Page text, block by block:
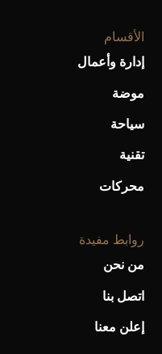
الأقسام
إدارة وأعمال
موضة
سياحة
تقنية
محركات
روابط مفيدة
من نحن
اتصل بنا
إعلن معنا